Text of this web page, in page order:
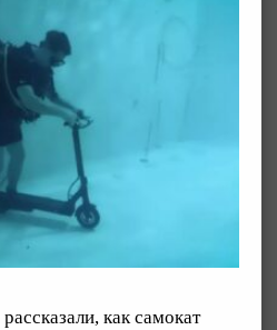
как самокат